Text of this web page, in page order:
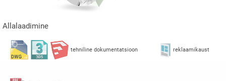
Allalaadimine
tehniline dokumentatsioon reklaamikaust